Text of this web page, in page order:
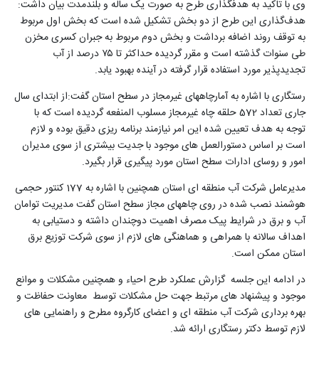
وی با تاکید به هدفگذاری طرح به صورت یک ساله و بلندمدت بیان داشت:
هدف‌گذاری این طرح از دو بخش تشکیل شده است که بخش اول مربوط
به توقف روند اضافه برداشت و بخش دوم مربوط به جبران کسری مخزن
طی سنوات گذشته است و مقرر گردیده حداکثر تا ۷۵ درصد از آب
تجدیدپذیر مورد استفاده قرار گرفته در آینده بهبود یابد.
رستگاری با اشاره به آمارچاههای غیرمجاز در سطح استان گفت:از ابتدای سال
جاری تعداد 572 حلقه چاه غیرمجاز مسلوب المنفعه گردیده است که با
توجه به هدف تعیین شده این امر نیازمند برنامه ریزی دقیق بوده و لازم
است بر اساس دستورالعمل های موجود با جدیت بیشتری از سوی مدیران
امور و روسای ادارات سطح استان مورد پیگیری قرار بگیرد.
مدیرعامل شرکت آب منطقه ای استان همچنین با اشاره به 177 کنتور حجمی
هوشمند نصب شده در روی چاههای مجاز سطح استان گفت مدیریت توامان
آب و برق در شرایط پیک مصرف اهمیت دوچندان داشته و دستیابی به
اهداف سالانه با همراهی و هماهنگی های لازم از سوی شرکت توزیع برق
استان ممکن است.
در ادامه این جلسه گزارش عملکرد طرح احیاء و همچنین مشکلات و موانع
موجود و پیشنهاد های مرتبط جهت حل مشکلات توسط معاونت حفاظت و
بهره برداری شرکت آب منطقه ای و اعضای کارگروه مطرح و راهنمایی های
لازم توسط دکتر رستگاری ارائه شد.